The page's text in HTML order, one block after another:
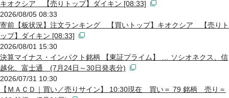
キオクシア 【売りトップ】ダイキン [08:33]
2026/08/05 08:33
寄前【板状況】注文ランキング 【買いトップ】キオクシア 【売りト
ップ】ダイキン [08:33]
2026/08/01 15:30
決算マイナス・インパクト銘柄 【東証プライム】 … ソシオネクス、信
越化、富士通 (7月24日～30日発表分)
2026/07/31 10:30
【ＭＡＣＤ｜買い／売りサイン】 10:30現在 買い＝ 79 銘柄 売り＝